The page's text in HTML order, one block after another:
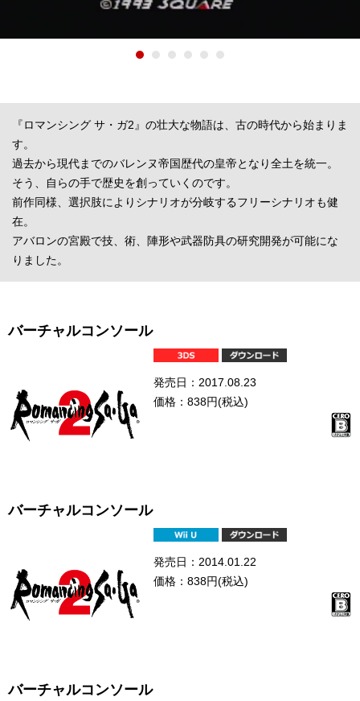
『ロマンシング サ・ガ2』の壮大な物語は、古の時代から始まりま
す。
過去から現代までのバレンヌ帝国歴代の皇帝となり全土を統一。
そう、自らの手で歴史を創っていくのです。
前作同様、選択肢によりシナリオが分岐するフリーシナリオも健
在。
アバロンの宮殿で技、術、陣形や武器防具の研究開発が可能にな
りました。
バーチャルコンソール
発売日：2017.08.23
価格：838円(税込)
バーチャルコンソール
発売日：2014.01.22
価格：838円(税込)
バーチャルコンソール